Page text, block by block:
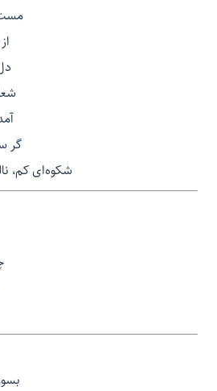
مست
گر
شکوه‌ای کم،